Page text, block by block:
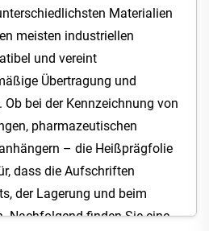
Materialien
meisten industriellen
und vereint
Übertragung und
bei der Kennzeichnung von
pharmazeutischen
– die Heißprägfolie
dass die Aufschriften
der Lagerung und beim
Nachfolgend finden Sie eine